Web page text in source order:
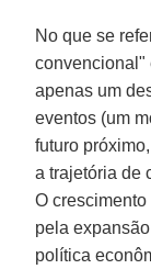
No que se
convencional"
apenas um
eventos (um
futuro
a trajetória de
O
pela
política